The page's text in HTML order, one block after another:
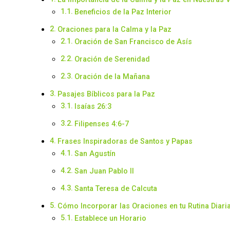
Beneficios de la Paz Interior
Oraciones para la Calma y la Paz
Oración de San Francisco de Asís
Oración de Serenidad
Oración de la Mañana
Pasajes Bíblicos para la Paz
Isaías 26:3
Filipenses 4:6-7
Frases Inspiradoras de Santos y Papas
San Agustín
San Juan Pablo II
Santa Teresa de Calcuta
Cómo Incorporar las Oraciones en tu Rutina
Establece un Horario